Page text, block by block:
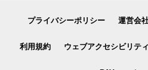
プライバシーポリシー 運営会
利用規約 ウェブアクセシビリテ